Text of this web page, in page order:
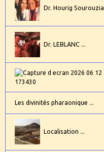
Dr. Hourig
Dr. LEBLANC ...
Les divinités pharaonique ...
Localisation ...